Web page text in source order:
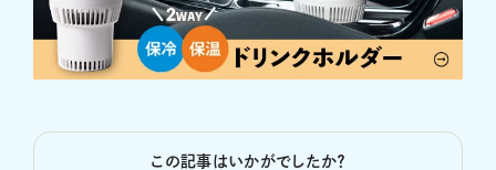
この記事はいかがでしたか？